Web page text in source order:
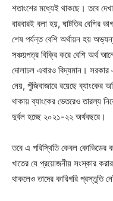
শতাংশের মধ্যেই থাকছে। তবে
বারবারই বলা হয়, ঘাটতির বেশির
শেষ পর্যন্ত বেশি অর্থায়ন হয়
সঞ্চয়পত্র বিক্রি করে বেশি অর্থ
দোলাচল এবারও বিদ্যমান। সরকার
নেয়, পুঁজিবাজারে রয়েছে ব্যাংকের
থাকায় ব্যাংকের ভেতরেও তারল্য
দুর্বল হচ্ছে ২০২১-২২ অর্থবছরে।
তবে এ পরিস্থিতি কেবল
খাতের যে প্রয়োজনীয় সংস্কার
থাকলেও তাদের কারিগরি প্রস্তুতি